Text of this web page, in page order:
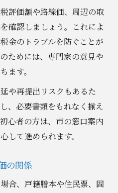
評価額や路線価、周辺の取
確認しましょう。これによ
金のトラブルを防ぐことが
ためには、専門家の意見や
ます。
や再提出リスクもあるた
、必要書類をもれなく揃え
心者の方は、市の窓口案内
して進められます。
の関係
合、戸籍謄本や住民票、固